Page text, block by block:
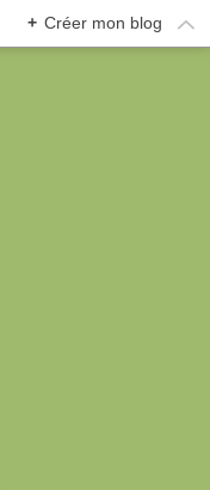
+ Créer mon blog